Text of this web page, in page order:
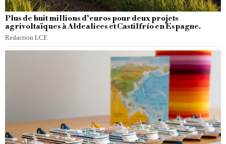
Plus de huit millions d’euros pour deux projets
agrivoltaïques à Aldealices et Castilfrío en Espagne.
Redaction LCE